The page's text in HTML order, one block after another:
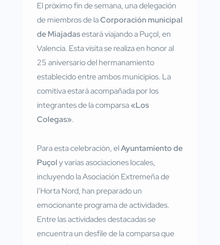
El próximo fin de semana, una delegación
de miembros de laCorporación municipal
de Miajadasestará viajando a Puçol, en
Valencia. Esta visita se realiza en honor al
25 aniversario del hermanamiento
establecido entre ambos municipios. La
comitiva estará acompañada por los
integrantes de la comparsa«Los
Colegas».
Para esta celebración, elAyuntamiento de
Puçoly varias asociaciones locales,
incluyendo la Asociación Extremeña de
l’Horta Nord, han preparado un
emocionante programa de actividades.
Entre las actividades destacadas se
encuentra un desfile de la comparsa que